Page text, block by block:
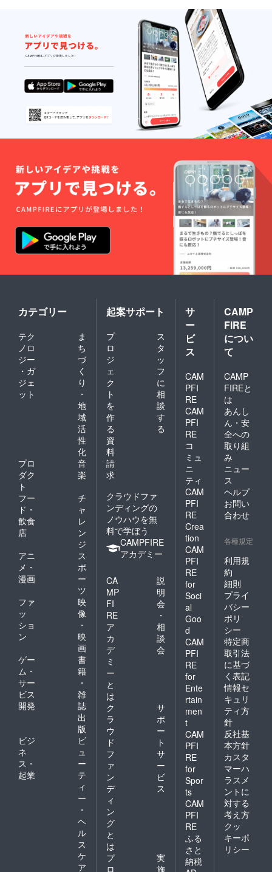
ようお
願いい
たしま
す。親
戚のお
子さま
へのプ
レゼン
トや、
企業の
福利厚
生で従
業員の
お子さ
レゼン
トとし
ても喜
ばれる
と思い
ます。
【店舗
紹介】
店名 :い
いね！
スタン
ド表参
ン) 住所
:東京都
渋谷区
神宮前
4-13-8
表参道
駅（銀
座線・
半蔵
門・千
線）A2
番口よ
り徒歩
約3分
営業時
12:00〜
なるよ
うお願
いいた
しま
す。兄
弟で参
加した
い場合
は、
【1〜2
年生の
チケッ
ト】
【3〜6
ト】の
選択を
お間違
えない
ようお
願いい
たしま
す。親
戚のお
子さま
へのプ
レゼン
福利厚
生で従
業員の
お子さ
ま向け
へのプ
レゼン
ても喜
ばれる
と思い
ます。
【店舗
紹介】
店名 :い
いね！
スタン
ド表参
道(2020
年7月
オープ
ン) 住所
:東京都
神宮前
4-13-8
最寄駅:
表参道
駅（銀
座線・
半蔵
門・千
代田
線）A2
番口よ
り徒歩
約3分
営業時
間：
12:00〜
19:00
(2020年
7月オー
プン) 住
所 :東京
都渋谷
区神宮
前4-13-
8 最寄
駅:表参
道駅
（銀座
線・半
蔵門・
千代田
り徒歩
約3分
営業時
間：
19:00〜
22:00
番口よ
り徒歩
約3分
営業時
間：
12:00〜
19:00
入お願
い申し
上げま
す。相
応しく
ないと
判断し
た場
合、
メール
もしく
はお電
話でご
連絡
金させ
て頂き
ます。
期間：
2020年
8月1日
(土)〜
2021年
7月31日
【店舗
紹介】
店名 :
ね！ス
タンド
表参
道』
(2020年
7月オー
プン) 住
都渋谷
区神宮
前4-13-
8 最寄
駅:表参
道駅
（銀座
線・半
蔵門・
千代田
線）A2
番口よ
り徒歩
約3分
営業時
19:00
カテゴリー
テク
ノロ
ジー
・ガ
ジェ
ット
ま
ち
づ
く
り
・
地
域
活
性
化
プロ
ダク
ト
音
楽
フー
ド・
飲食
店
チ
ャ
レ
ン
ジ
アニ
メ・
漫画
ス
ポ
ー
ツ
ファ
ッ
ショ
ン
映
像
・
映
画
ゲー
ム・
サー
ビス
開発
書
籍
・
雑
誌
出
版
ビジ
ネ
ス・
起業
ビ
ュ
ー
テ
ィ
ー
・
ヘ
ル
ス
ケ
ア
起案サポート
プ
ロ
ジ
ェ
ク
ト
を
作
る
ス
タ
ッ
フ
に
相
談
す
る
資
料
請
求
クラウドファ
ンディングの
ノウハウを無
料で学ぼう
CAMPFIRE
アカデミー
CA
MP
FI
RE
ア
カ
デ
ミ
ー
と
は
説
明
会
・
相
談
会
ク
ラ
ウ
ド
フ
ァ
ン
デ
ィ
ン
グ
と
は
サ
ポ
ー
ト
サ
ー
ビ
ス
プ
ロ
実
施
サ
ー
ビ
ス
CAM
PFI
RE
CAM
PFI
RE
コ
ミュ
ニ
ティ
CAM
PFI
RE
Crea
tion
CAM
PFI
RE
for
Soci
al
Goo
d
CAM
PFI
RE
for
Ente
rtain
men
t
CAM
PFI
RE
for
Spor
ts
CAM
PFI
RE
ふる
さと
納税
CAMP
FIRE
につい
て
CAMP
FIREと
は
あんし
ん・安
全への
取り組
み
ニュー
ス
ヘルプ
お問い
合わせ
各種規定
利用規
約
細則
プライ
バシー
ポリ
シー
特定商
取引法
に基づ
く表記
情報セ
キュリ
ティ方
針
反社基
本方針
カスタ
マーハ
ラスメ
ントに
対する
考え方
クッ
キーポ
リシー